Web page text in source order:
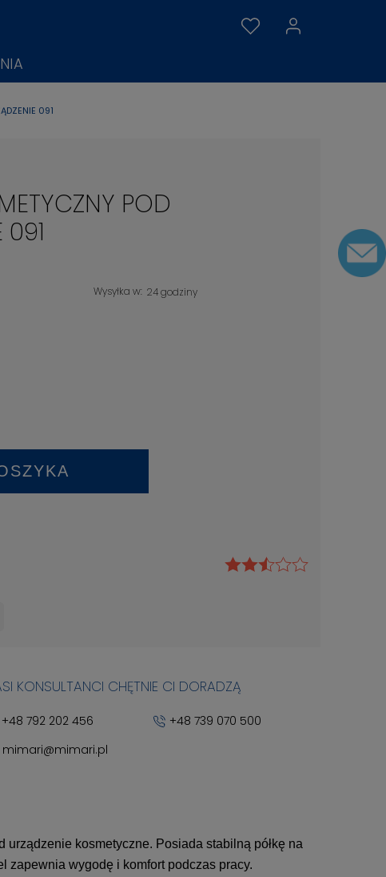
091
POD
091
Wysyłka w: 24 godziny
KONSULTANCI CHĘTNIE CI DORADZĄ
+48 792 202 456
+48 739 070 500
mimari@mimari.pl
kosmetyczne. Posiada stabilną półkę na
zapewnia wygodę i komfort podczas pracy.